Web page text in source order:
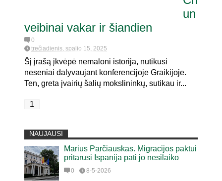
un
veibinai vakar ir šiandien
0
trečiadienis, spalio 15, 2025
Šį įrašą įkvėpė nemaloni istorija, nutikusi
neseniai dalyvaujant konferencijoje Graikijoje.
Ten, greta įvairių šalių mokslininkų, sutikau ir...
1
NAUJAUSI
Marius Parčiauskas. Migracijos paktui
pritarusi Ispanija pati jo nesilaiko
0 8-5-2026